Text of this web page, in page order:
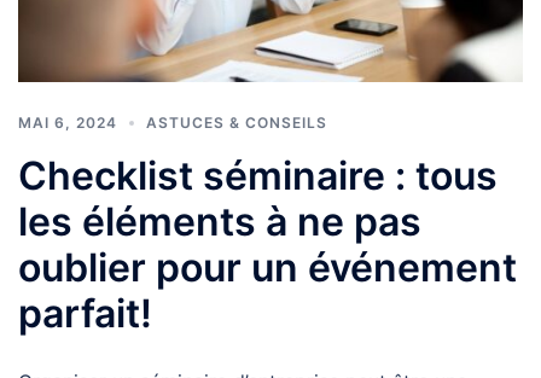
MAI 6, 2024 ASTUCES & CONSEILS
Checklist séminaire : tous
les éléments à ne pas
oublier pour un événement
parfait!